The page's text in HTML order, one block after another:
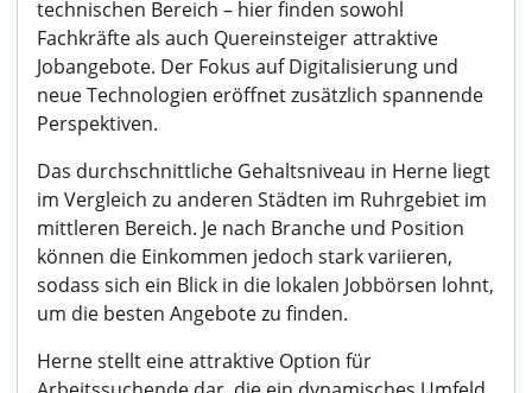
technischen Bereich – hier finden sowohl
Fachkräfte als auch Quereinsteiger attraktive
Jobangebote. Der Fokus auf Digitalisierung und
neue Technologien eröffnet zusätzlich spannende
Perspektiven.
Das durchschnittliche Gehaltsniveau in Herne liegt
im Vergleich zu anderen Städten im Ruhrgebiet im
mittleren Bereich. Je nach Branche und Position
können die Einkommen jedoch stark variieren,
sodass sich ein Blick in die lokalen Jobbörsen lohnt,
um die besten Angebote zu finden.
Herne stellt eine attraktive Option für